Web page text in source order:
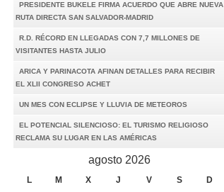
PRESIDENTE BUKELE FIRMA ACUERDO QUE ABRE NUEVA
RUTA DIRECTA SAN SALVADOR-MADRID
R.D. RÉCORD EN LLEGADAS CON 7,7 MILLONES DE
VISITANTES HASTA JULIO
ARICA Y PARINACOTA AFINAN DETALLES PARA RECIBIR
EL XLII CONGRESO ACHET
UN MES CON ECLIPSE Y LLUVIA DE METEOROS
EL POTENCIAL SILENCIOSO: EL TURISMO RELIGIOSO
RECLAMA SU LUGAR EN LAS AMÉRICAS
agosto 2026
L M X J V S
D